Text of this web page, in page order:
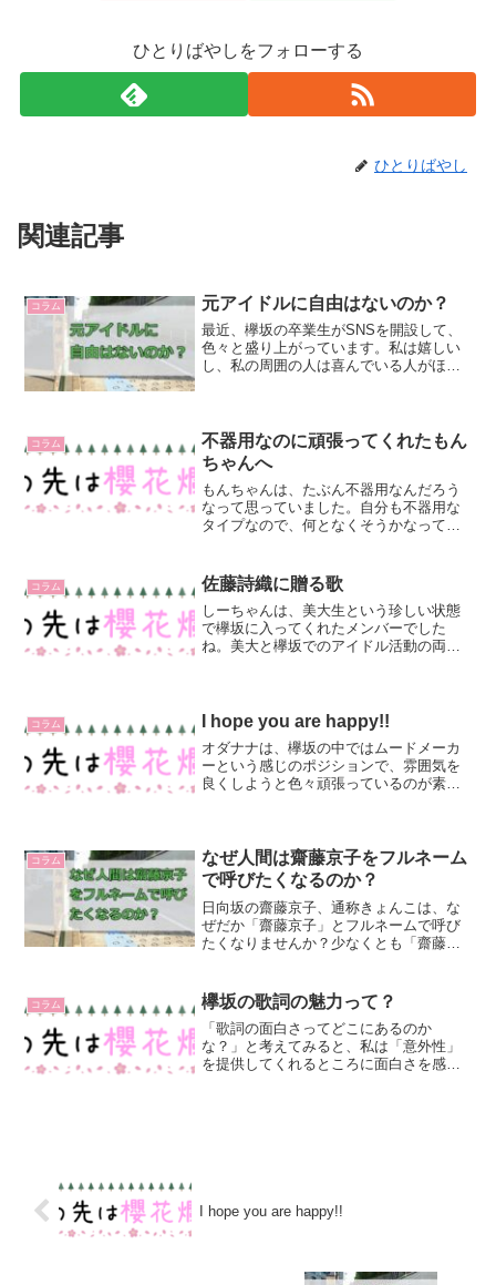
ひとりばやしをフォローする
ひとりばやし
関連記事
コラム 元アイドルに自由はないのか？
最近、欅坂の卒業生がSNSを開設して、
色々と盛り上がっています。私は嬉しい
し、私の周囲の人は喜んでいる人がほと
が、それってわざわざ外に...
コラム
不器用なのに頑張ってくれたもん
ちゃんへ
もんちゃんは、たぶん不器用なんだろう
なって思っていました。自分も不器用な
タイプなので、何となくそうかなって。
んだり。私はそうなんですけど、もんち
ゃんはどうでしたか？不器...
コラム 佐藤詩織に贈る歌
しーちゃんは、美大生という珍しい状態
で欅坂に入ってくれたメンバーでした
ね。美大と欅坂でのアイドル活動の両立
こともあり、美術センスに優...
コラム I hope you are happy!!
オダナナは、欅坂の中ではムードメーカ
ーという感じのポジションで、雰囲気を
良くしようと色々頑張っているのが素敵
（笑）今回こうい...
コラム
なぜ人間は齋藤京子をフルネーム
で呼びたくなるのか？
日向坂の齋藤京子、通称きょんこは、な
ぜだか「齋藤京子」とフルネームで呼び
たくなりませんか？少なくとも「齋藤」
「齋藤京子」とフルネーム呼びしている
ことが多いです。この謎に今...
コラム 欅坂の歌詞の魅力って？
「歌詞の面白さってどこにあるのか
な？」と考えてみると、私は「意外性」
を提供してくれるところに面白さを感じ
I hope you are happy!!